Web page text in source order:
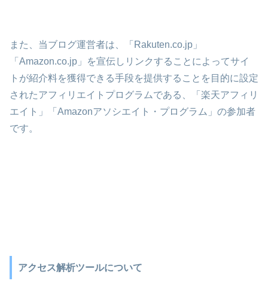
また、当ブログ運営者は、「Rakuten.co.jp」
「Amazon.co.jp」を宣伝しリンクすることによってサイ
トが紹介料を獲得できる手段を提供することを目的に設定
されたアフィリエイトプログラムである、「楽天アフィリ
エイト」「Amazonアソシエイト・プログラム」の参加者
です。
アクセス解析ツールについて